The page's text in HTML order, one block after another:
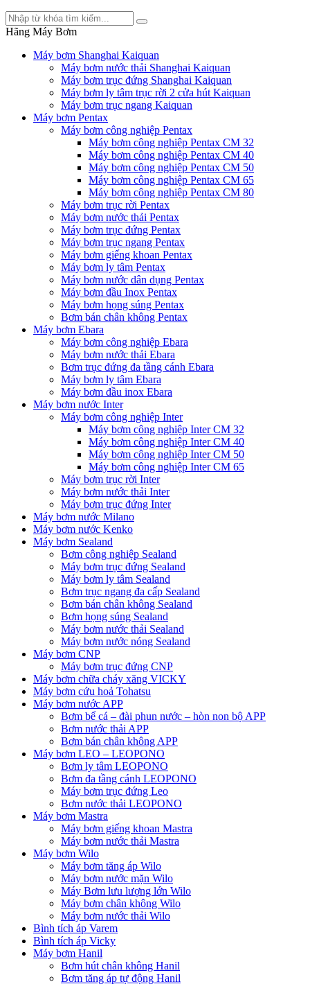
Hãng Máy Bơm
Máy bơm Shanghai Kaiquan
Máy bơm nước thải Shanghai Kaiquan
Máy bơm trục đứng Shanghai Kaiquan
Máy bơm ly tâm trục rời 2 cửa hút Kaiquan
Máy bơm trục ngang Kaiquan
Máy bơm Pentax
Máy bơm công nghiệp Pentax
Máy bơm công nghiệp Pentax CM 32
Máy bơm công nghiệp Pentax CM 40
Máy bơm công nghiệp Pentax CM 50
Máy bơm công nghiệp Pentax CM 65
Máy bơm công nghiệp Pentax CM 80
Máy bơm trục rời Pentax
Máy bơm nước thải Pentax
Máy bơm trục đứng Pentax
Máy bơm trục ngang Pentax
Máy bơm giếng khoan Pentax
Máy bơm ly tâm Pentax
Máy bơm nước dân dụng Pentax
Máy bơm đầu Inox Pentax
Máy bơm họng súng Pentax
Bơm bán chân không Pentax
Máy bơm Ebara
Máy bơm công nghiệp Ebara
Máy bơm nước thải Ebara
Bơm trục đứng đa tầng cánh Ebara
Máy bơm ly tâm Ebara
Máy bơm đầu inox Ebara
Máy bơm nước Inter
Máy bơm công nghiệp Inter
Máy bơm công nghiệp Inter CM 32
Máy bơm công nghiệp Inter CM 40
Máy bơm công nghiệp Inter CM 50
Máy bơm công nghiệp Inter CM 65
Máy bơm trục rời Inter
Máy bơm nước thải Inter
Máy bơm trục đứng Inter
Máy bơm nước Milano
Máy bơm nước Kenko
Máy bơm Sealand
Bơm công nghiệp Sealand
Máy bơm trục đứng Sealand
Máy bơm ly tâm Sealand
Bơm trục ngang đa cấp Sealand
Bơm bán chân không Sealand
Bơm họng súng Sealand
Máy bơm nước thải Sealand
Máy bơm nước nóng Sealand
Máy bơm CNP
Máy bơm trục đứng CNP
Máy bơm chữa cháy xăng VICKY
Máy bơm cứu hoả Tohatsu
Máy bơm nước APP
Bơm bể cá – đài phun nước – hòn non bộ APP
Bơm nước thải APP
Bơm bán chân không APP
Máy bơm LEO – LEOPONO
Bơm ly tâm LEOPONO
Bơm đa tầng cánh LEOPONO
Máy bơm trục đứng Leo
Bơm nước thải LEOPONO
Máy bơm Mastra
Máy bơm giếng khoan Mastra
Máy bơm nước thải Mastra
Máy bơm Wilo
Máy bơm tăng áp Wilo
Máy bơm nước mặn Wilo
Máy Bơm lưu lượng lớn Wilo
Máy bơm chân không Wilo
Máy bơm nước thải Wilo
Bình tích áp Varem
Bình tích áp Vicky
Máy bơm Hanil
Bơm hút chân không Hanil
Bơm tăng áp tự động Hanil